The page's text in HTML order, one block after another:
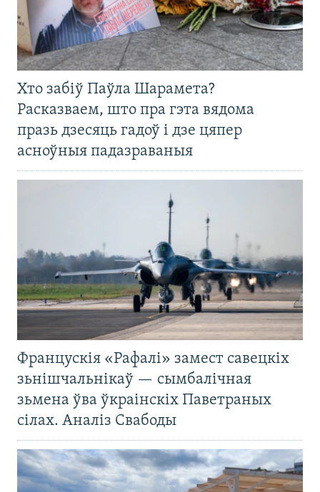
Хто забіў Паўла Шарамета?
Расказваем, што пра гэта вядома
празь дзесяць гадоў і дзе цяпер
асноўныя падазраваныя
Францускія «Рафалі» замест савецкіх
зьнішчальнікаў — сымбалічная
зьмена ўва ўкраінскіх Паветраных
сілах. Аналіз Свабоды